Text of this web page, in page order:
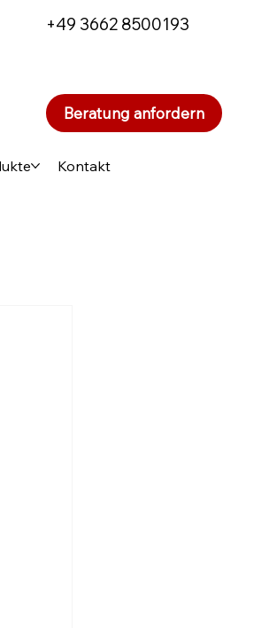
Kontakt
+49 3662 8500193
Beratung anfordern